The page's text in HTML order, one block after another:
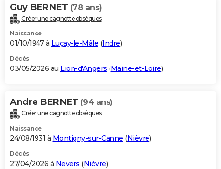
Guy BERNET (78 ans)
Créer une cagnotte obsèques
Naissance
01/10/1947 à Luçay-le-Mâle (Indre)
Décès
03/05/2026 au Lion-d'Angers (Maine-et-Loire)
Andre BERNET (94 ans)
Créer une cagnotte obsèques
Naissance
24/08/1931 à Montigny-sur-Canne (Nièvre)
Décès
27/04/2026 à Nevers (Nièvre)